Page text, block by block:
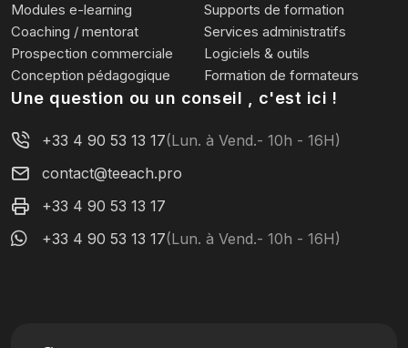
Modules e-learning
Supports de formation
Coaching / mentorat
Services administratifs
Prospection commerciale
Logiciels & outils
Conception pédagogique
Formation de formateurs
Une question ou un conseil , c'est ici !
+33 4 90 53 13 17(Lun. à Vend.- 10h - 16H)
contact@teeach.pro
+33 4 90 53 13 17
+33 4 90 53 13 17(Lun. à Vend.- 10h - 16H)